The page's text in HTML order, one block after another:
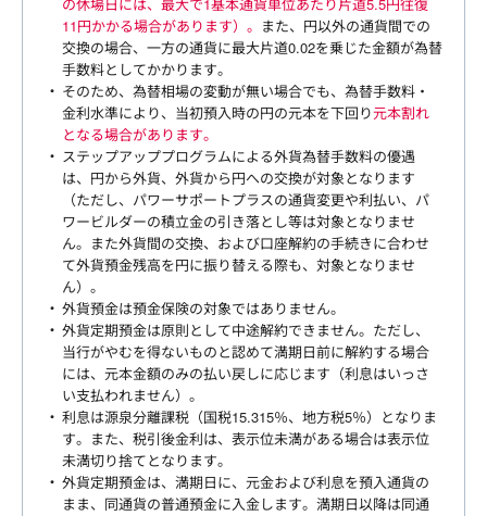
11円かかる場合があります）。 また、円以外の通貨間での
交換の場合、一方の通貨に最大片道0.02を乗じた金額が為替
手数料としてかかります。
そのため、為替相場の変動が無い場合でも、為替手数料・
金利水準により、当初預入時の円の元本を下回り元本割れ
となる場合があります。
ステップアッププログラムによる外貨為替手数料の優遇
は、円から外貨、外貨から円への交換が対象となります
（ただし、パワーサポートプラスの通貨変更や利払い、パ
ワービルダーの積立金の引き落とし等は対象となりませ
ん。また外貨間の交換、および口座解約の手続きに合わせ
て外貨預金残高を円に振り替える際も、対象となりませ
ん）。
外貨預金は預金保険の対象ではありません。
外貨定期預金は原則として中途解約できません。ただし、
当行がやむを得ないものと認めて満期日前に解約する場合
には、元本金額のみの払い戻しに応じます（利息はいっさ
い支払われません）。
利息は源泉分離課税（国税15.315％、地方税5％）となりま
す。また、税引後金利は、表示位未満がある場合は表示位
未満切り捨てとなります。
外貨定期預金は、満期日に、元金および利息を預入通貨の
まま、同通貨の普通預金に入金します。満期日以降は同通